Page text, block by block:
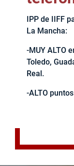
IPP de IIFF
La Mancha:
-MUY ALTO
Toledo,
Real.
-ALTO